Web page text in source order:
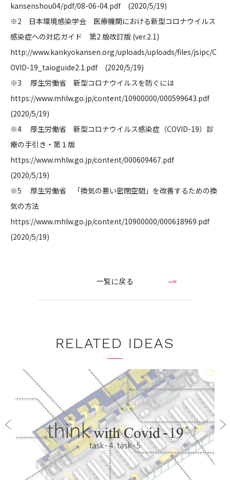
kansenshou04/pdf/08-06-04.pdf (2020/5/19)
※2 日本環境感染学会 医療機関における新型コロナウイルス
感染症への対応ガイド 第2 版改訂版 (ver.2.1)
http://www.kankyokansen.org/uploads/uploads/files/jsipc/C
OVID-19_taioguide2.1.pdf (2020/5/19)
※3 厚生労働省 新型コロナウイルスを防ぐには
https://www.mhlw.go.jp/content/10900000/000599643.pdf
(2020/5/19)
※4 厚生労働省 新型コロナウイルス感染症（COVID-19）診
療の手引き・第１版
https://www.mhlw.go.jp/content/000609467.pdf
(2020/5/19)
※5 厚生労働省 「換気の悪い密閉空間」を改善するための換
気の方法
https://www.mhlw.go.jp/content/10900000/000618969.pdf
(2020/5/19)
一覧に戻る
RELATED IDEAS